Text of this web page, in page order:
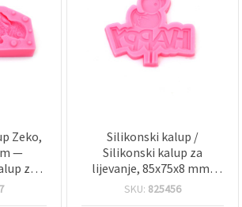
Zeko,
—
za
Silikonski kalup /
Silikonski kalup za
lijevanje, 85x75x8 mm,
Sretna patkica
SKU: 825456